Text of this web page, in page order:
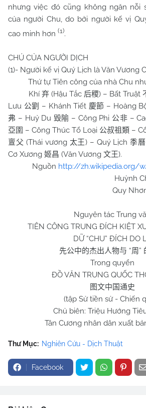
nhưng việc đó cũng không ngăn nỗi
của người Chu, do bởi người kế vị
cao minh hơn (1).
CHÚ CỦA NGƯỜI DỊCH
(1)- Người kế vị Quý Lịch là Văn Vương
Thứ tự Tiên công của nhà Chu
Khí 弃(Hậu Tắc 后稷) – Bất Truật
Lưu 公劉 – Khánh Tiết 慶節 – Hoàng
弗 – Huỷ Du 毀隃 – Công Phi 公非 –
亞圉 – Công Thúc Tổ Loại 公叔祖類 –
亶父 (Thái vương 太王) – Quý Lịch季曆
Cơ Xương 姬昌 (Văn Vương 文王).
Nguồn http://zh.wikipedia.org/
Huỳnh Chương
Quy Nhơn 08/
Nguyên tác Trung
TIÊN CÔNG TRUNG ĐÍCH KIỆT
DỮ “CHU” ĐÍCH DO
先公中的杰出人物与 “周 ”
Trong quyển
ĐỒ VĂN TRUNG QUỐC
图文中国通史
(tập Sử tiền sử - Chiến
Chủ biên: Triệu Hướng
Tân Cương nhân dân xuất
Thư Mục: Nghiên Cứu - Dịch Thuật
Facebook